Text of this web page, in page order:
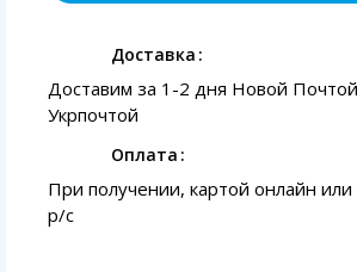
Доставка
Доставим за 1-2 дня Новой
Укрпочтой
Оплата
При получении, картой онлайн
p/с